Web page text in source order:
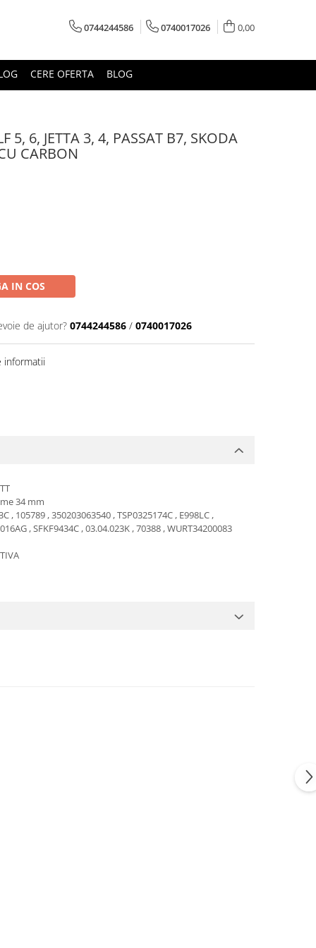
0744244586 0740017026 0,00
CERE OFERTA BLOG
5, 6, JETTA 3, 4, PASSAT B7, SKODA
CARBON
IN COS
de ajutor? 0744244586 / 0740017026
informatii
34 mm
, 105789 , 350203063540 , TSP0325174C , E998LC ,
, SFKF9434C , 03.04.023K , 70388 , WURT34200083